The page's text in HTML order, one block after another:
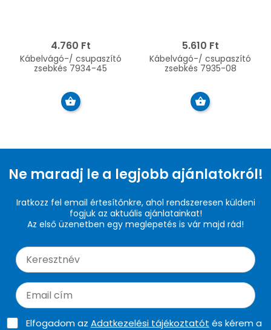
4.760 Ft
Kábelvágó-/ csupaszító
zsebkés 7934-45
5.610 Ft
Kábelvágó-/ csupaszító
zsebkés 7935-08
Ne maradj le a legjobb ajánlatokról!
Iratkozz fel email értesítőnkre, ahol rendszeresen küldeni
fogjuk az aktuális ajánlatainkat!
Az első üzenetben egy meglepetés is vár majd rád!
Elfogadom az Adatkezelési tájékoztatót és kérem a